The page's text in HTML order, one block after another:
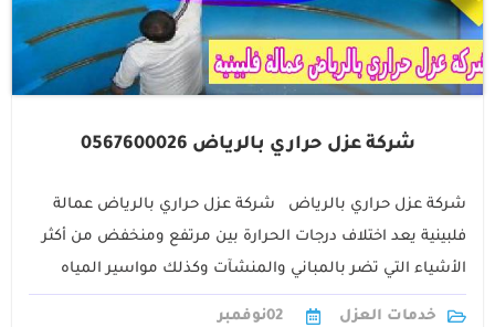
شركة عزل حراري بالرياض 0567600026
شركة عزل حراري بالرياض شركة عزل حراري بالرياض عمالة
فلبينية يعد اختلاف درجات الحرارة بين مرتفع ومنخفض من أكثر
الأشياء التي تضر بالمباني والمنشآت وكذلك مواسير المياه
والخزانات لذلك يلجأ1
خدمات العزل
02نوفمبر